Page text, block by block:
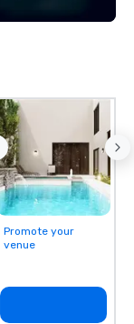
Promote your
venue